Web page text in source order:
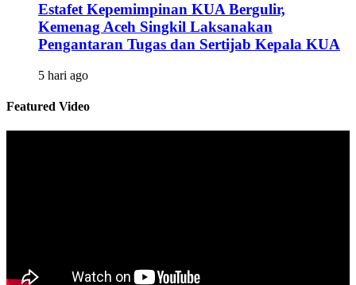
Estafet Kepemimpinan KUA Bergulir,
Kemenag Aceh Singkil Laksanakan
Pengantaran Tugas dan Sertijab Kepala KUA
5 hari ago
Featured Video